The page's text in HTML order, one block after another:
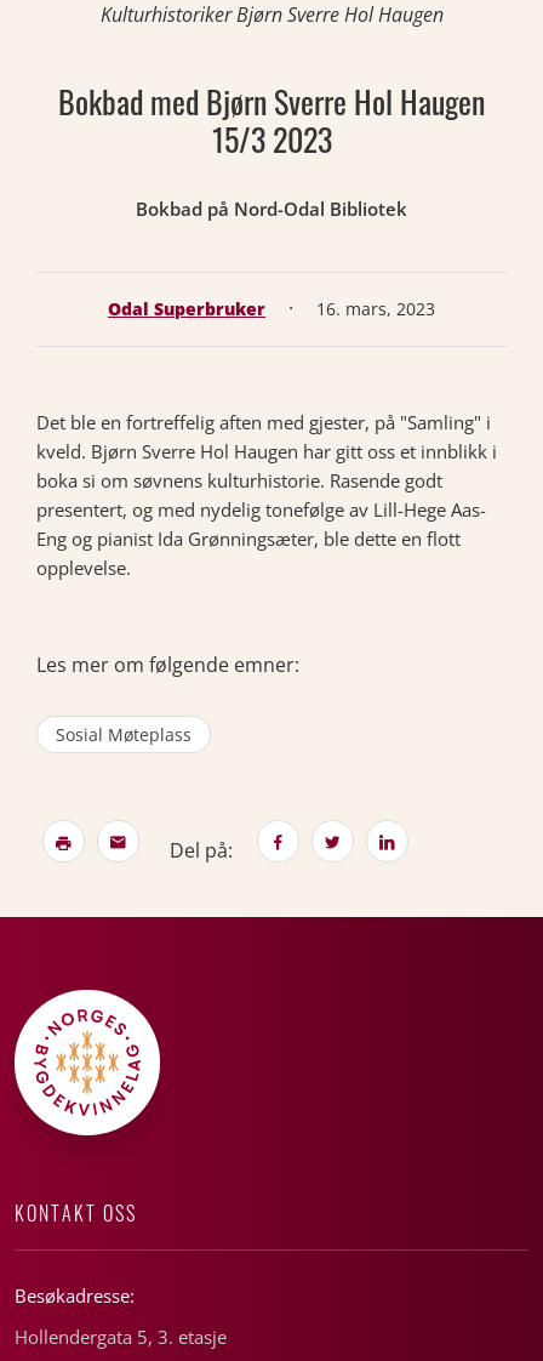
Kulturhistoriker Bjørn Sverre Hol Haugen
Bokbad med Bjørn Sverre Hol Haugen
15/3 2023
Bokbad på Nord-Odal Bibliotek
Odal Superbruker · 16. mars, 2023
Det ble en fortreffelig aften med gjester, på "Samling" i
kveld. Bjørn Sverre Hol Haugen har gitt oss et innblikk i
boka si om søvnens kulturhistorie. Rasende godt
presentert, og med nydelig tonefølge av Lill-Hege Aas-
Eng og pianist Ida Grønningsæter, ble dette en flott
opplevelse.
Les mer om følgende emner:
Sosial Møteplass
Del på:
KONTAKT OSS
Besøkadresse:
Hollendergata 5, 3. etasje